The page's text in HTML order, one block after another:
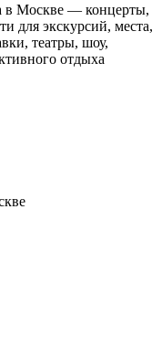
в Москве — концерты,
для экскурсий, места,
театры, шоу,
отдыха